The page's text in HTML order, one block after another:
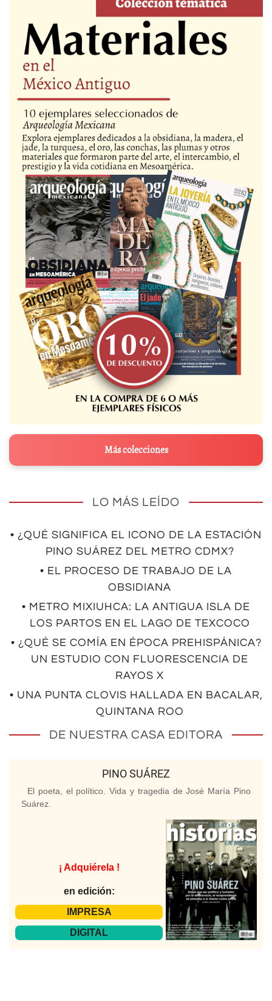
Más colecciones
LO MÁS LEÍDO
• ¿QUÉ SIGNIFICA EL ICONO DE LA ESTACIÓN
PINO SUÁREZ DEL METRO CDMX?
• EL PROCESO DE TRABAJO DE LA
OBSIDIANA
• METRO MIXIUHCA: LA ANTIGUA ISLA DE
LOS PARTOS EN EL LAGO DE TEXCOCO
• ¿QUÉ SE COMÍA EN ÉPOCA PREHISPÁNICA?
UN ESTUDIO CON FLUORESCENCIA DE
RAYOS X
• UNA PUNTA CLOVIS HALLADA EN BACALAR,
QUINTANA ROO
DE NUESTRA CASA EDITORA
PINO SUÁREZ
El poeta, el político. Vida y tragedia de José María Pino
Suárez.
¡ Adquiérela !
en edición:
IMPRESA
DIGITAL